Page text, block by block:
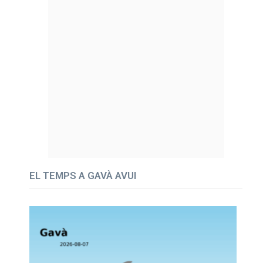
EL TEMPS A GAVÀ AVUI